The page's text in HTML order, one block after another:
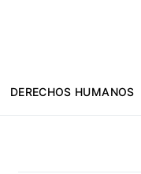
DERECHOS HUMANOS